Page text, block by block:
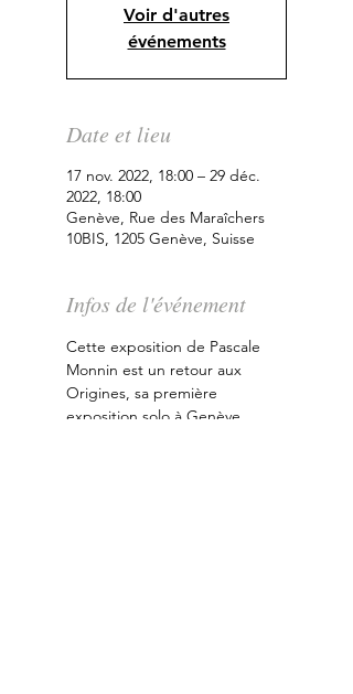
Voir d'autres
événements
Date et lieu
17 nov. 2022, 18:00 – 29 déc.
2022, 18:00
Genève, Rue des Maraîchers
10BIS, 1205 Genève, Suisse
Infos de l'événement
Cette exposition de Pascale
Monnin est un retour aux
Origines, sa première
exposition solo à Genève